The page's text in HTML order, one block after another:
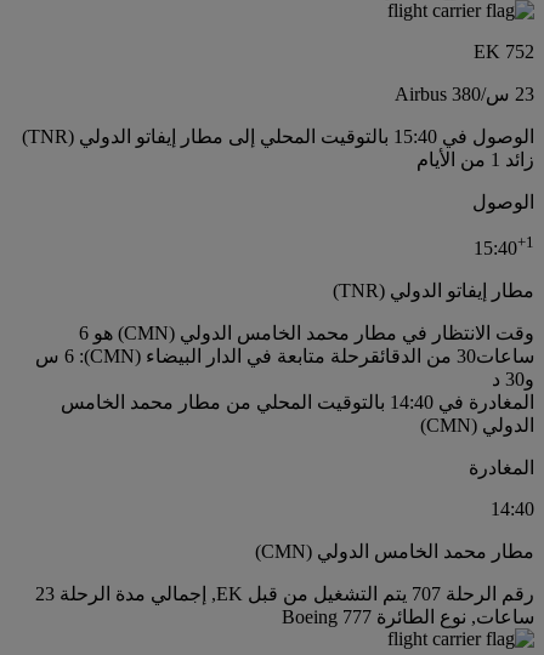
EK 752
23 س /
Airbus 380
الوصول في 15:40 بالتوقيت المحلي إلى مطار إيفاتو الدولي (TNR)
زائد 1 من الأيام
الوصول
15:40+1
مطار إيفاتو الدولي (TNR)
وقت الانتظار في مطار محمد الخامس الدولي (CMN) هو 6
ساعات30 من الدقائق
رحلة متابعة في الدار البيضاء (CMN): 6 س
و30 د
المغادرة في 14:40 بالتوقيت المحلي من مطار محمد الخامس
الدولي (CMN)
المغادرة
14:40
مطار محمد الخامس الدولي (CMN)
رقم الرحلة 707 يتم التشغيل من قبل EK, إجمالي مدة الرحلة 23
ساعات, نوع الطائرة Boeing 777